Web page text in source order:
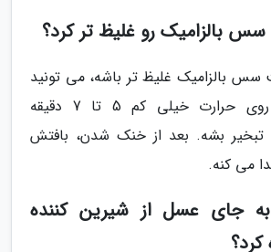
بالزامیک رو غلیظ تر کرد؟
سس بالزامیک غلیظ تر باشه، می تونید
ترکیب آماده رو روی حرارت خیلی کم 5 تا 7 دقیقه
تبخیر بشه. بعد از خنک شدن، بافتش
می کنه.
جای عسل از شیرین کننده